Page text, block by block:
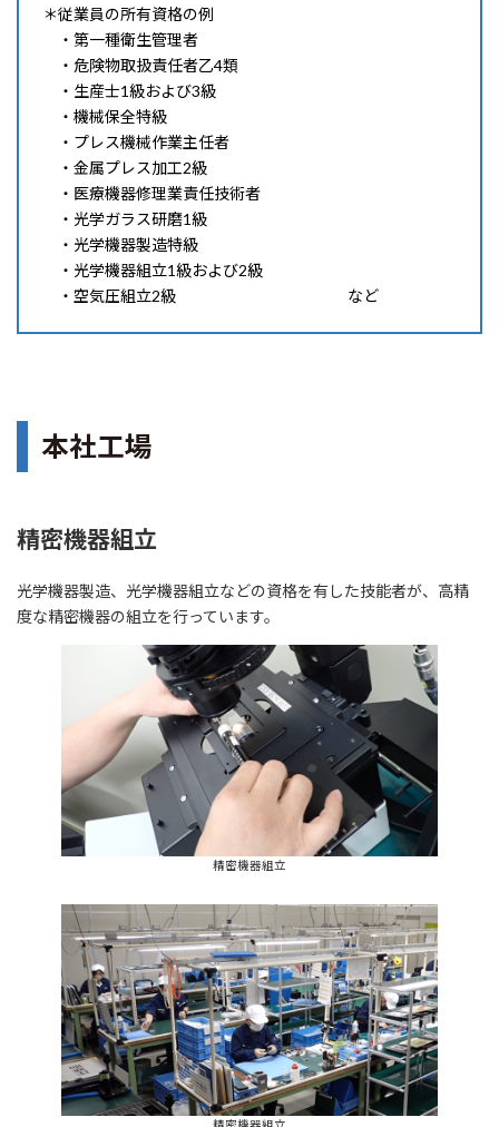
＊従業員の所有資格の例
・第一種衛生管理者
・危険物取扱責任者乙4類
・生産士1級および3級
・機械保全特級
・プレス機械作業主任者
・金属プレス加工2級
・医療機器修理業責任技術者
・光学ガラス研磨1級
・光学機器製造特級
・光学機器組立1級および2級
・空気圧組立2級 など
本社工場
精密機器組立
光学機器製造、光学機器組立などの資格を有した技能者が、高精
度な精密機器の組立を行っています。
精密機器組立